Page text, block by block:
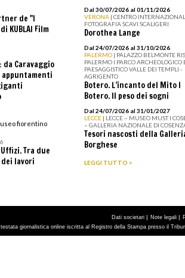
de "I
di KUBLAI Film
Caravaggio
appuntamenti
fiorentino
Tra due
lavori
Dal 30/07/2026 al 01/11/2026
VERONA | CENTRO
FOTOGRAFIA SCAVI SCALIGERI
Dorothea Lange
Dal 24/07/2026 al 31/10/2026
PALERMO | PALAZZO BELMONTE
PALERMO I PARCO ARCHEOLOGICO
PAESAGGISTICO VALLE DEI TEMPLI -
AGRIGENTO
Botero. L’incanto del Mito I
Botero. Il peso dei sogni
Dal 24/07/2026 al 31/01/2027
LECCE | LECCE – MUSEO MUST I
– GALLERIA NAZIONALE DI
Tesori nascosti della
Borghese
LEGGI TUTTO >
Dati societari | Note legali |
giornalistica online iscritta al Registro della Stampa presso il